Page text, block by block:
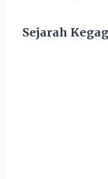
Sejarah